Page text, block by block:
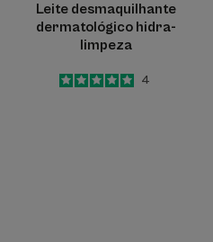
Leite desmaquilhante
dermatológico hidra-
limpeza
5
/5
4